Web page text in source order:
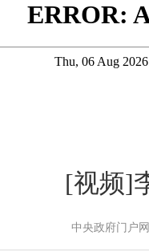
[视频]
中央政府门